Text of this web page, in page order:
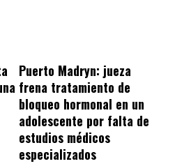
Puerto Madryn: jueza
frena tratamiento de
bloqueo hormonal en un
adolescente por falta de
estudios médicos
especializados